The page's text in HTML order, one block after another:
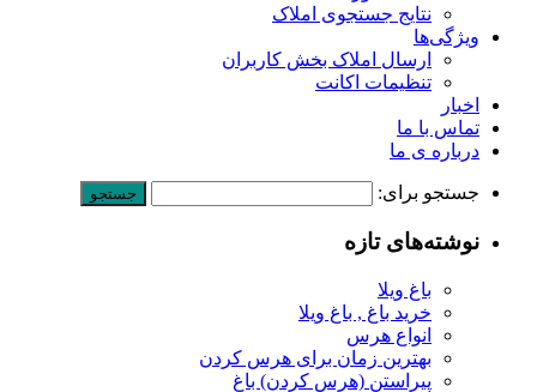
نتایج جستجوی املاک
ویژگی‌ها
ارسال املاک بخش کاربران
تنظیمات اکانت
اخبار
تماس با ما
درباره ی ما
جستجو برای:
نوشته‌های تازه
باغ ویلا
خرید باغ , باغ ویلا
انواع هرس
بهترین زمان برای هرس کردن
پیراستن (هرس کردن) باغ